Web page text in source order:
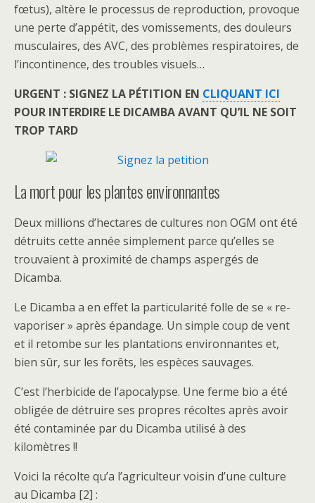
fœtus), altère le processus de reproduction, provoque
une perte d’appétit, des vomissements, des douleurs
musculaires, des AVC, des problèmes respiratoires, de
l’incontinence, des troubles visuels…
URGENT : SIGNEZ LA PÉTITION EN CLIQUANT ICI
POUR INTERDIRE LE DICAMBA AVANT QU’IL NE SOIT
TROP TARD
La mort pour les plantes environnantes
Deux millions d’hectares de cultures non OGM ont été
détruits cette année simplement parce qu’elles se
trouvaient à proximité de champs aspergés de
Dicamba.
Le Dicamba a en effet la particularité folle de se « re-
vaporiser » après épandage. Un simple coup de vent
et il retombe sur les plantations environnantes et,
bien sûr, sur les forêts, les espèces sauvages.
C’est l’herbicide de l’apocalypse. Une ferme bio a été
obligée de détruire ses propres récoltes après avoir
été contaminée par du Dicamba utilisé à des
kilomètres !!
Voici la récolte qu’a l’agriculteur voisin d’une culture
au Dicamba [2] :